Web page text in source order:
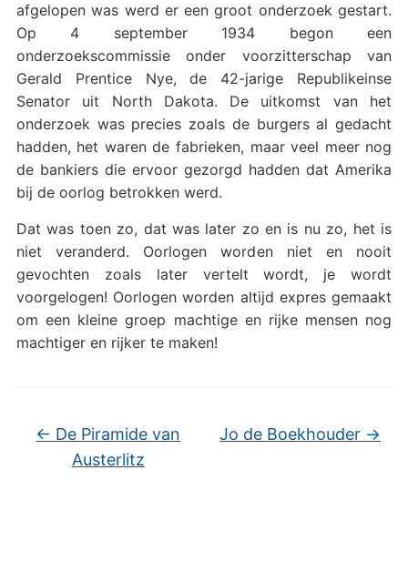
afgelopen was werd er een groot onderzoek gestart.
Op 4 september 1934 begon een
onderzoekscommissie onder voorzitterschap van
Gerald Prentice Nye, de 42-jarige Republikeinse
Senator uit North Dakota. De uitkomst van het
onderzoek was precies zoals de burgers al gedacht
hadden, het waren de fabrieken, maar veel meer nog
de bankiers die ervoor gezorgd hadden dat Amerika
bij de oorlog betrokken werd.
Dat was toen zo, dat was later zo en is nu zo, het is
niet veranderd. Oorlogen worden niet en nooit
gevochten zoals later vertelt wordt, je wordt
voorgelogen! Oorlogen worden altijd expres gemaakt
om een kleine groep machtige en rijke mensen nog
machtiger en rijker te maken!
← De Piramide van
Austerlitz
Jo de Boekhouder →